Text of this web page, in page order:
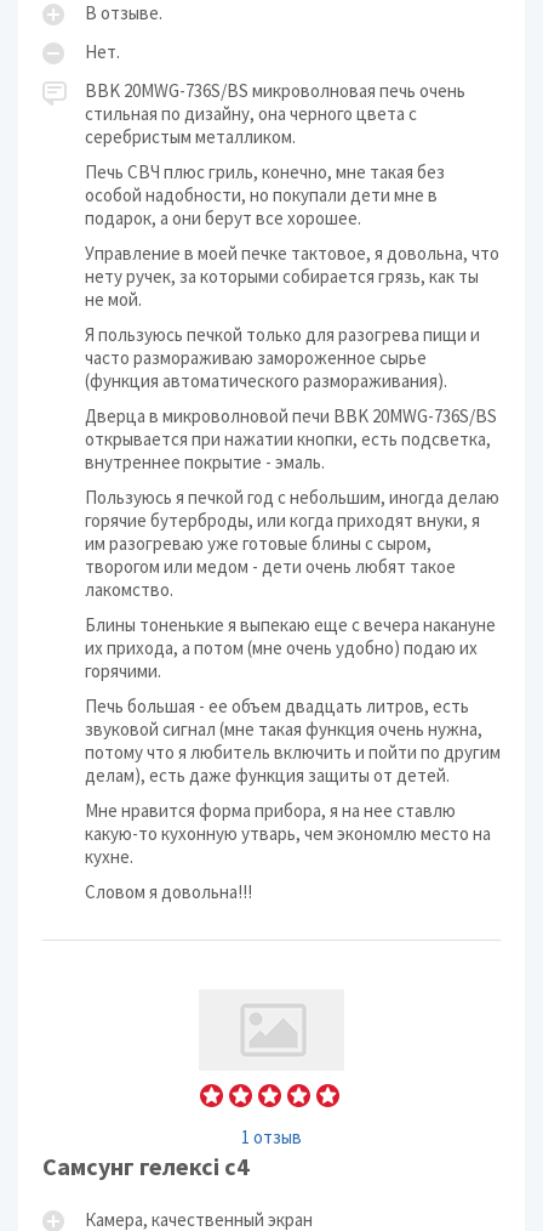
В отзыве.
Нет.
BBK 20MWG-736S/BS микроволновая печь очень
стильная по дизайну, она черного цвета с
серебристым металликом.
Печь СВЧ плюс гриль, конечно, мне такая без
особой надобности, но покупали дети мне в
подарок, а они берут все хорошее.
Управление в моей печке тактовое, я довольна, что
нету ручек, за которыми собирается грязь, как ты
не мой.
Я пользуюсь печкой только для разогрева пищи и
часто размораживаю замороженное сырье
(функция автоматического размораживания).
Дверца в микроволновой печи BBK 20MWG-736S/BS
открывается при нажатии кнопки, есть подсветка,
внутреннее покрытие - эмаль.
Пользуюсь я печкой год с небольшим, иногда делаю
горячие бутерброды, или когда приходят внуки, я
им разогреваю уже готовые блины с сыром,
творогом или медом - дети очень любят такое
лакомство.
Блины тоненькие я выпекаю еще с вечера накануне
их прихода, а потом (мне очень удобно) подаю их
горячими.
Печь большая - ее объем двадцать литров, есть
звуковой сигнал (мне такая функция очень нужна,
потому что я любитель включить и пойти по другим
делам), есть даже функция защиты от детей.
Мне нравится форма прибора, я на нее ставлю
какую-то кухонную утварь, чем экономлю место на
кухне.
Словом я довольна!!!
1 отзыв
Самсунг гелексі с4
Камера, качественный экран